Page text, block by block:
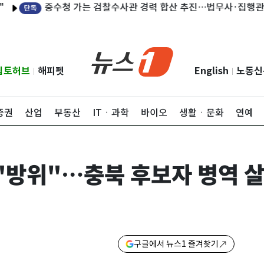
중수청 가는 검찰수사관 경력 합산 추진…법무사·집행관 '혜택'
토허브 해피펫 English 노동
권 산업 부동산 ITㆍ과학 바이오 생활ㆍ문화 연예
위"…충북 후보자 병역
구글에서 뉴스1 즐겨찾기